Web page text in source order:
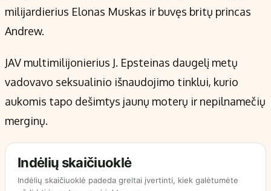
milijardierius Elonas Muskas ir buvęs britų princas
Andrew.
JAV multimilijonierius J. Epsteinas daugelį metų
vadovavo seksualinio išnaudojimo tinklui, kurio
aukomis tapo dešimtys jaunų moterų ir nepilnamečių
merginų.